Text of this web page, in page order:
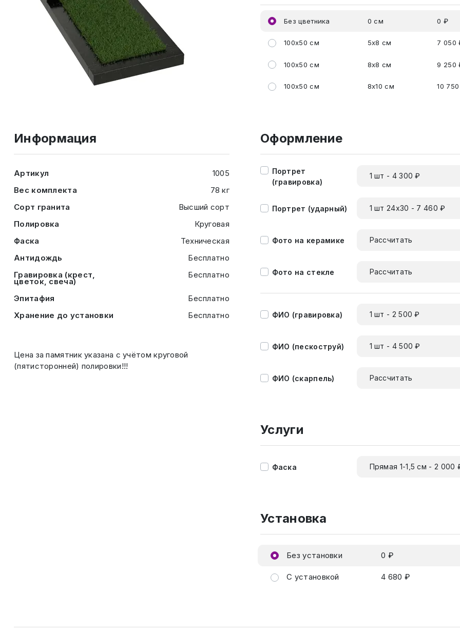
Без цветника 0 см 0 ₽
100x50 см 5x8 см 7 050
100x50 см 8x8 см 9 250
100x50 см 8x10 см 10
Информация
Артикул
1005
Вес комплекта
78 кг
Сорт гранита
Высший сорт
Полировка
Круговая
Фаска
Техническая
Антидождь
Бесплатно
Гравировка (крест,
цветок, свеча)
Бесплатно
Эпитафия
Бесплатно
Хранение до установки
Бесплатно
Цена за памятник указана с учётом круговой
(пятисторонней) полировки!!!
Оформление
Портрет
(гравировка)
1 шт - 4 300 ₽
Портрет (ударный) 1 шт 24х30 - 7 460 ₽
Фото на керамике Рассчитать
Фото на стекле Рассчитать
ФИО (гравировка) 1 шт - 2 500 ₽
ФИО (пескоструй) 1 шт - 4 500 ₽
ФИО (скарпель) Рассчитать
Услуги
Фаска Прямая 1-1,5 см - 2 000
Установка
Без установки 0 ₽
С установкой 4 680 ₽